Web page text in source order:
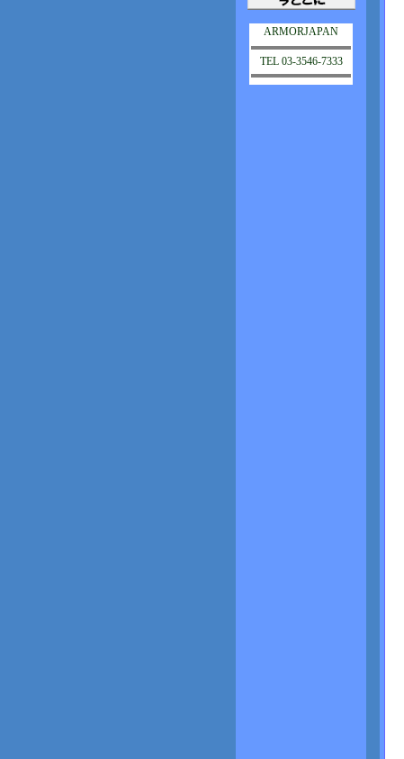
ARMORJAPAN
TEL 03-3546-7333